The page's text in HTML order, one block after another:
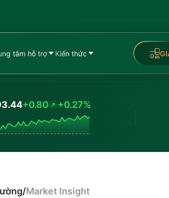
tâm hỗ trợ Kiến thức
+0.80 +0.27%
/Market Insight